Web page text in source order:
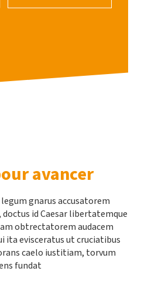
avancer
gnarus accusatorem
id Caesar libertatemque
obtrectatorem audacem
ita evisceratus ut cruciatibus
caelo iustitiam, torvum
fundat